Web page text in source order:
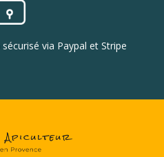
via Paypal et Stripe